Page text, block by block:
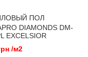
ПОЛ
DIAMONDS DM-
EXCELSIOR
/м2